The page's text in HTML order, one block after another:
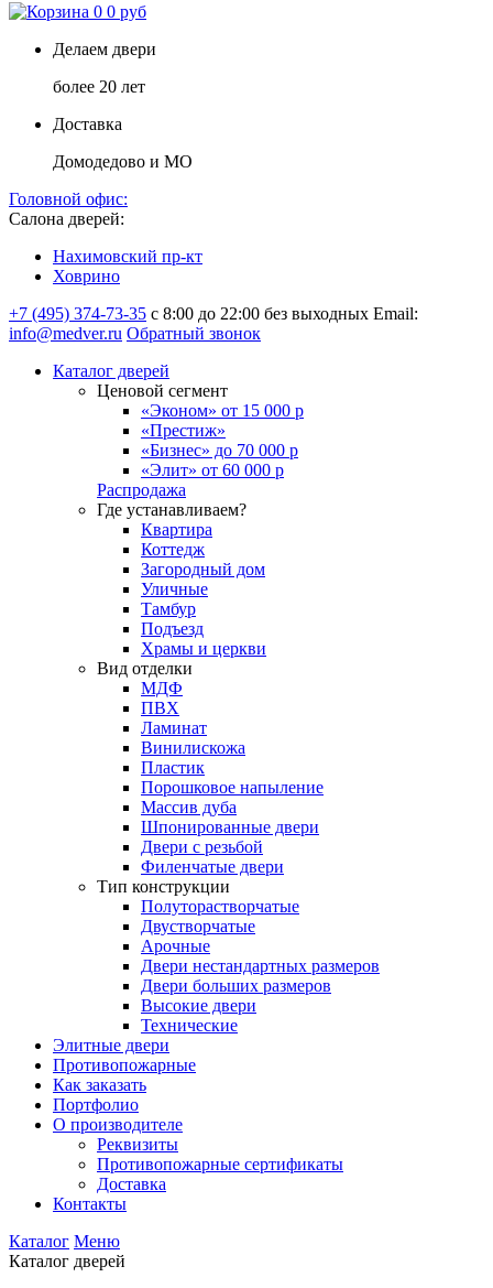
0 0 руб
Делаем двери
более 20 лет
Доставка
Домодедово и МО
Головной офис:
Салона дверей:
Нахимовский пр-кт
Ховрино
+7 (495) 374-73-35 с 8:00 до 22:00 без выходных Email:
info@medver.ru Обратный звонок
Каталог дверей
Ценовой сегмент
«Эконом» от 15 000 р
«Престиж»
«Бизнес» до 70 000 р
«Элит» от 60 000 р
Распродажа
Где устанавливаем?
Квартира
Коттедж
Загородный дом
Уличные
Тамбур
Подъезд
Храмы и церкви
Вид отделки
МДФ
ПВХ
Ламинат
Винилискожа
Пластик
Порошковое напыление
Массив дуба
Шпонированные двери
Двери с резьбой
Филенчатые двери
Тип конструкции
Полуторастворчатые
Двустворчатые
Арочные
Двери нестандартных размеров
Двери больших размеров
Высокие двери
Технические
Элитные двери
Противопожарные
Как заказать
Портфолио
О производителе
Реквизиты
Противопожарные сертификаты
Доставка
Контакты
Каталог Меню
Каталог дверей